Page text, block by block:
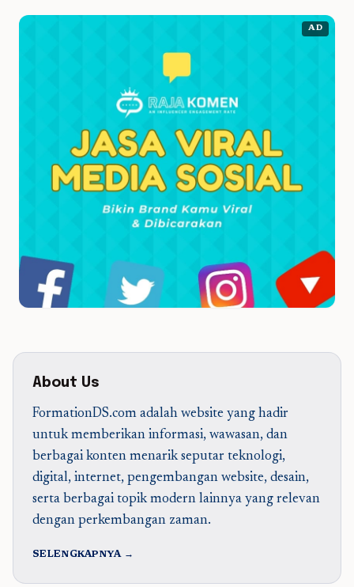
AD
About Us
FormationDS.com adalah website yang hadir
untuk memberikan informasi, wawasan, dan
berbagai konten menarik seputar teknologi,
digital, internet, pengembangan website, desain,
serta berbagai topik modern lainnya yang relevan
dengan perkembangan zaman.
SELENGKAPNYA →